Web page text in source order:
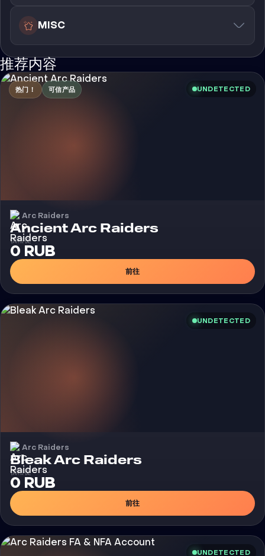
MISC
推荐内容
热门！ 可信产品 UNDETECTED
Arc Raiders
Ancient Arc Raiders
價格從
0 RUB
前往
UNDETECTED
Arc Raiders
Bleak Arc Raiders
價格從
0 RUB
前往
UNDETECTED